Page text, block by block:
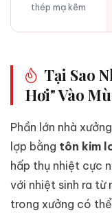
thép mạ kẽm
Tại Sao
Hơi" Vào
Phần lớn nhà
lợp bằng tôn kim
hấp thụ nhiệt cực
với nhiệt sinh ra từ
trong xưởng có